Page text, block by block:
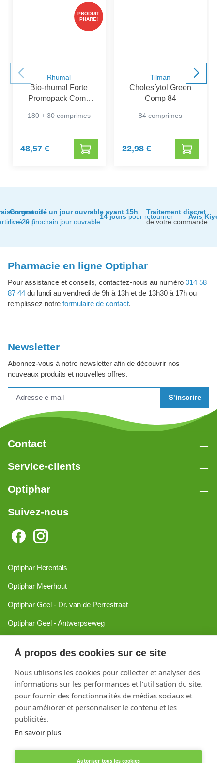
À propos des cookies sur ce site
Nous utilisons les cookies pour collecter et analyser des
informations sur les performances et l'utilisation du site,
pour fournir des fonctionnalités de médias sociaux et
pour améliorer et personnaliser le contenu et les
publicités.
En savoir plus
Autoriser tous les cookies
PRODUIT
PHARE!
Rhumal
Bio-rhumal Forte
Promopack Comp
180 + 30 comprimes
48,57 €
Tilman
Cholesfytol Green
Comp 84
84 comprimes
22,98 €
gratuite
de 29 €
Commandé un jour ouvrable avant 15h,
livré le prochain jour ouvrable
14 jourspour retourner
Traitement discret
de votre commande
Avis
Pharmacie en ligne Optiphar
Pour assistance et conseils, contactez-nous au numéro 014 58
87 44 du lundi au vendredi de 9h à 13h et de 13h30 à 17h ou
remplissez notre formulaire de contact.
Newsletter
Abonnez-vous à notre newsletter afin de découvrir nos
nouveaux produits et nouvelles offres.
S'inscrire
Contact
Service-clients
Optiphar
Suivez-nous
Optiphar Herentals
Optiphar Meerhout
Optiphar Geel - Dr. van de Perrestraat
Optiphar Geel - Antwerpseweg
Optiphar Mol
Créé avec Shopware